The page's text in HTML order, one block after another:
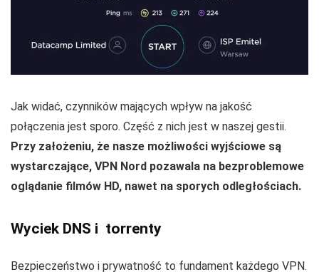
Jak widać, czynników mających wpływ na jakość
połączenia jest sporo. Część z nich jest w naszej gestii.
Przy założeniu, że nasze możliwości wyjściowe są
wystarczające, VPN Nord pozawala na bezproblemowe
oglądanie filmów HD, nawet na sporych odległościach.
Wyciek DNS i torrenty
Bezpieczeństwo i prywatność to fundament każdego VPN.